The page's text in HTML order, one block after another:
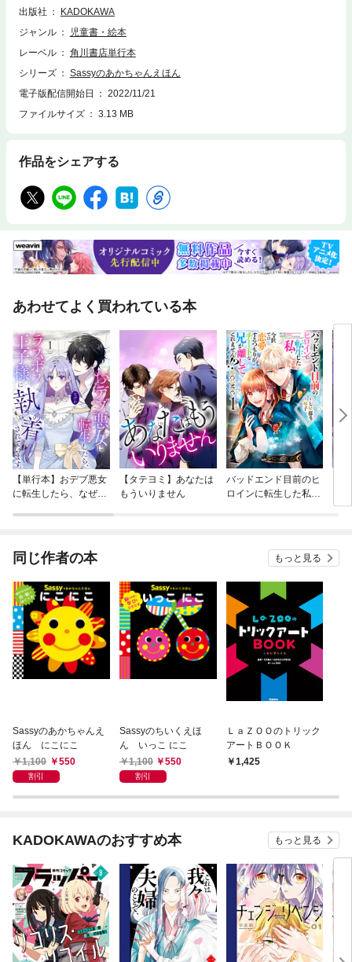
たトイブランドSassyのキャラクターとグラフィックは、赤ちゃんの目を
通して、心と脳を育みます。さらに、赤ちゃんが大好きな言葉もいっぱ
生日から楽しめる、赤ちゃん絵本の新定番！『にこにこ』はママリ口コミ
大賞2019秋・2020春・2020秋と3期にわたり「0歳むけ絵本部門」で受
賞！「カミカミみつばち」をはじめ、Sassyで人気のおもちゃがたっぷり
登場し、「Sassyのえほん」デビューにぴったりの一冊です。出産祝いや
ベビーギフトにもおすすめ。【推薦のことば】榊原 洋一（お茶の水女子
出版社
KADOKAWA
ジャンル
児童書・絵本
レーベル
角川書店単行本
シリーズ
Sassyのあかちゃんえほん
電子版配信開始日
2022/11/21
ファイルサイズ
3.13 MB
作品をシェアする
あわせてよく買われている本
【単行本】おデブ悪女
に転生したら、なぜか
【タテヨミ】あなたは
もういりません
バッドエンド目前のヒ
ロインに転生した私、
同じ作者の本 もっと見る
Sassyのあかちゃんえ
ほん にこにこ
1,100
550
割引
Sassyのちいくえほ
ん いっこ にこ
1,100
550
割引
ＬａＺＯＯのトリック
アートＢＯＯＫ
1,425
KADOKAWAのおすすめ本 もっと見る